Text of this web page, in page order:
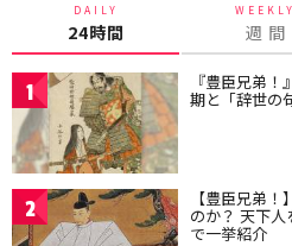
DAILY
24時間
WEEKLY
週 間
1 『豊臣兄弟
期と「辞世の
2 【豊臣兄弟
のか？ 天下
で一挙紹介